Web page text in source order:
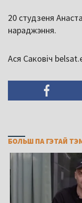
20 студзеня
нараджэння.
Ася Саковіч
БОЛЬШ ПА ГЭТАЙ